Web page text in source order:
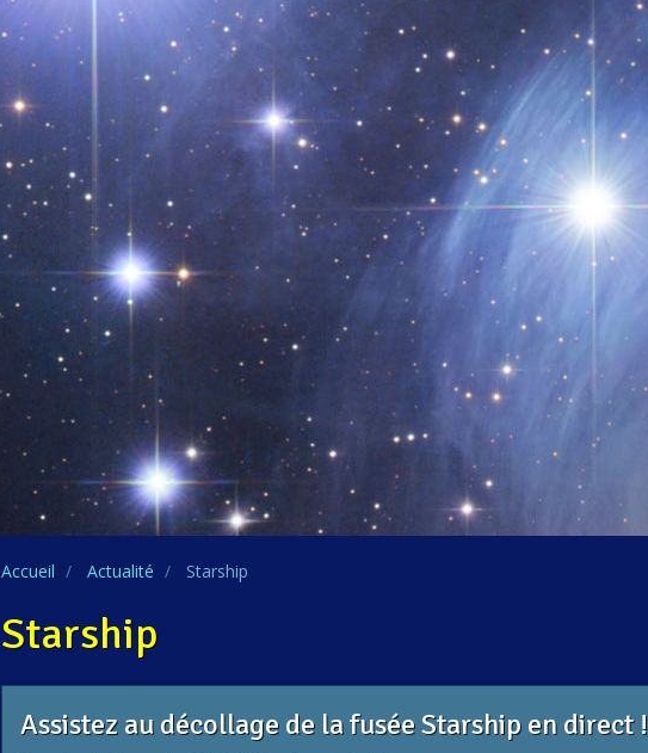
Accueil Actualité Starship
Starship
Assistez au décollage de la fusée Starship en direct !